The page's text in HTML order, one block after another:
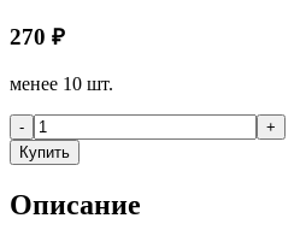
270 ₽
менее 10 шт.
-
+
Купить
Описание